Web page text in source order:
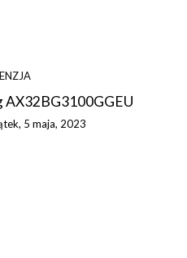
AX32BG3100GGEU
5 maja, 2023